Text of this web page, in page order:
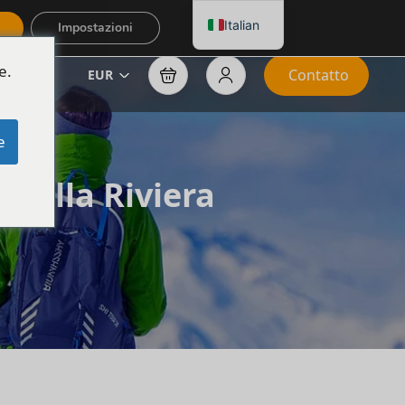
EUR Contatto
sulla Riviera
Impostazioni Italian